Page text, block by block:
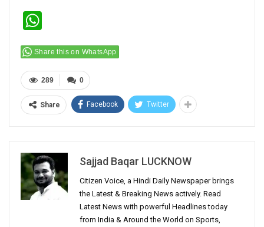
Share this on WhatsApp
0
289
Share Facebook Twitter
Sajjad Baqar LUCKNOW
Citizen Voice, a Hindi Daily Newspaper brings
the Latest & Breaking News actively. Read
Latest News with powerful Headlines today
from India & Around the World on Sports,